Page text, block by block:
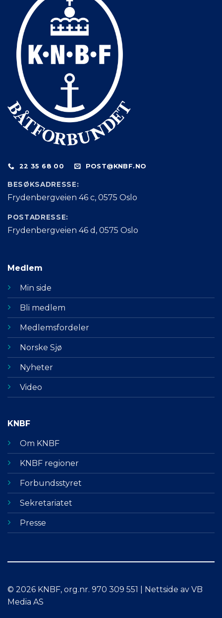
22 35 68 00 POST@KNBF.NO
BESØKSADRESSE:
Frydenbergveien 46 c, 0575 Oslo
POSTADRESSE:
Frydenbergveien 46 d, 0575 Oslo
Medlem
Min side
Bli medlem
Medlemsfordeler
Norske Sjø
Nyheter
Video
KNBF
Om KNBF
KNBF regioner
Forbundsstyret
Sekretariatet
Presse
© 2026 KNBF, org.nr. 970 309 551 | Nettside av VB
Media AS